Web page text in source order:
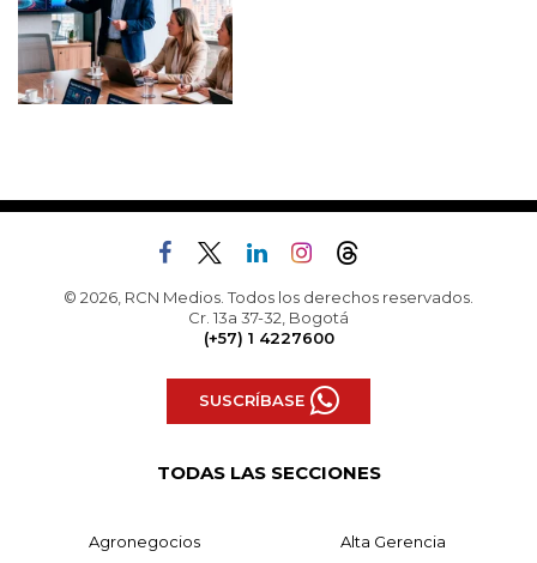
© 2026, RCN Medios. Todos los derechos reservados.
Cr. 13a 37-32, Bogotá
(+57) 1 4227600
SUSCRÍBASE
TODAS LAS SECCIONES
Agronegocios Alta Gerencia